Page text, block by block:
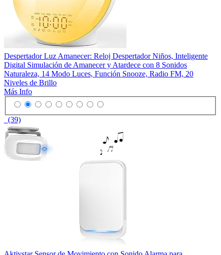
Despertador Luz Amanecer: Reloj Despertador Niños, Inteligente
Digital Simulación de Amanecer y Atardece con 8 Sonidos
Naturaleza, 14 Modo Luces, Función Snooze, Radio FM, 20
Niveles de Brillo
Más Info
(39)